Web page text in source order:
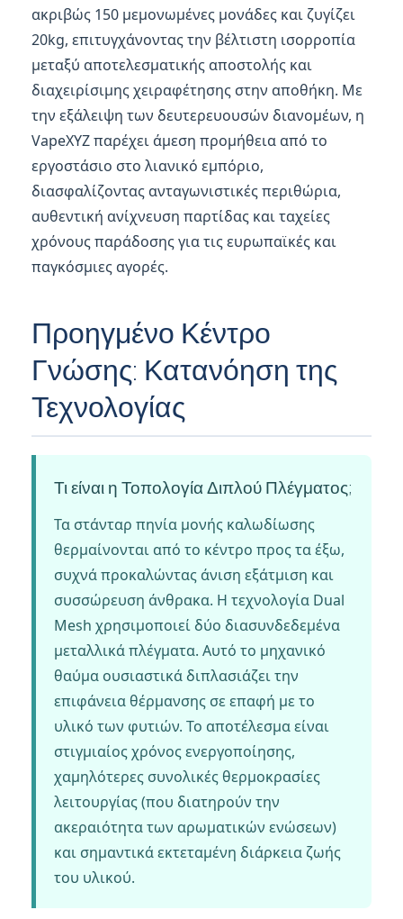
ακριβώς 150 μεμονωμένες μονάδες και ζυγίζει
20kg, επιτυγχάνοντας την βέλτιστη ισορροπία
μεταξύ αποτελεσματικής αποστολής και
διαχειρίσιμης χειραφέτησης στην αποθήκη. Με
την εξάλειψη των δευτερευουσών διανομέων, η
VapeXYZ παρέχει άμεση προμήθεια από το
εργοστάσιο στο λιανικό εμπόριο,
διασφαλίζοντας ανταγωνιστικές περιθώρια,
αυθεντική ανίχνευση παρτίδας και ταχείες
χρόνους παράδοσης για τις ευρωπαϊκές και
παγκόσμιες αγορές.
Προηγμένο Κέντρο
Γνώσης: Κατανόηση της
Τεχνολογίας
Τι είναι η Τοπολογία Διπλού Πλέγματος;
Τα στάνταρ πηνία μονής καλωδίωσης
θερμαίνονται από το κέντρο προς τα έξω,
συχνά προκαλώντας άνιση εξάτμιση και
συσσώρευση άνθρακα. Η τεχνολογία Dual
Mesh χρησιμοποιεί δύο διασυνδεδεμένα
μεταλλικά πλέγματα. Αυτό το μηχανικό
θαύμα ουσιαστικά διπλασιάζει την
επιφάνεια θέρμανσης σε επαφή με το
υλικό των φυτιών. Το αποτέλεσμα είναι
στιγμιαίος χρόνος ενεργοποίησης,
χαμηλότερες συνολικές θερμοκρασίες
λειτουργίας (που διατηρούν την
ακεραιότητα των αρωματικών ενώσεων)
και σημαντικά εκτεταμένη διάρκεια ζωής
του υλικού.